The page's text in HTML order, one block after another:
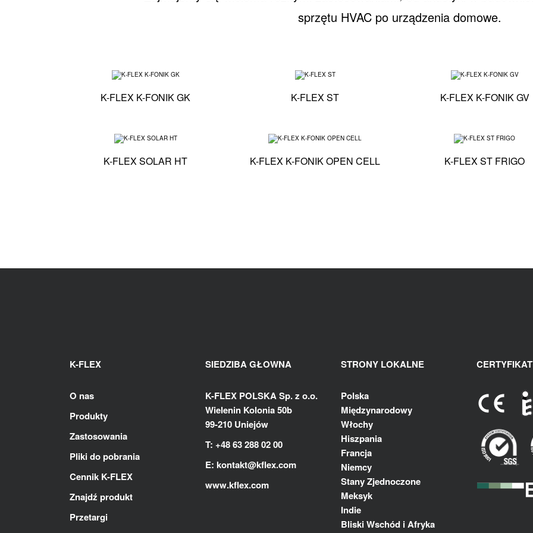
sprzętu HVAC po urządzenia domowe.
K-FLEX K-FONIK GK
Specyfikacja techniczna - K-FLEX K-FONIK GK
K-FLEX ST
Specyfikacja techniczna - K-FLEX ST
K-FLEX K-FONIK GV
K-FLEX SOLAR HT
Specyfikacja techniczna - K-FLEX SOLAR HT
K-FLEX K-FONIK OPEN CELL
Specyfikacja techniczna - K-FLEX K-FONIK OPEN CELL
K-FLEX ST FRIGO
K-FLEX
O nas
Produkty
Zastosowania
Pliki do pobrania
Cennik K-FLEX
Znajdź produkt
Przetargi
SIEDZIBA GŁOWNA
K-FLEX POLSKA Sp. z o.o.
Wielenin Kolonia 50b
99-210 Uniejów
T: +48 63 288 02 00
E: kontakt@kflex.com
www.kflex.com
STRONY LOKALNE
Polska
Międzynarodowy
Włochy
Hiszpania
Francja
Niemcy
Stany Zjednoczone
Meksyk
Indie
Bliski Wschód i Afryka